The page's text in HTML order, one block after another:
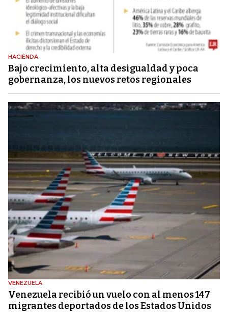
HACIENDA
Bajo crecimiento, alta desigualdad y poca
gobernanza, los nuevos retos regionales
VENEZUELA
Venezuela recibió un vuelo con al menos 147
migrantes deportados de los Estados Unidos